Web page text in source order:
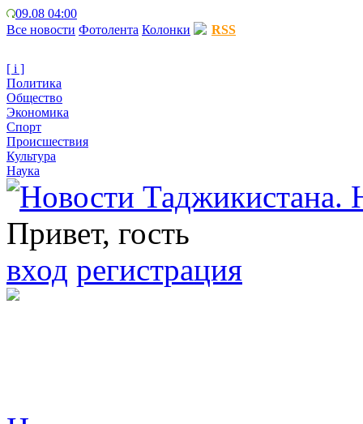
09.08 04:00
Все новости Фотолента Колонки RSS
[ i ]
Политика
Общество
Экономика
Спорт
Происшествия
Культура
Наука
Привет, гость
вход регистрация